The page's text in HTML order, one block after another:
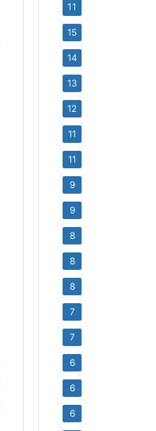
11
15
14
13
12
11
11
9
9
8
8
8
7
7
6
6
6